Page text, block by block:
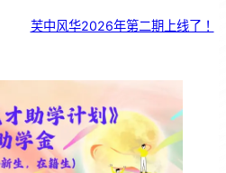
芙中风华2026年第二期上线了！